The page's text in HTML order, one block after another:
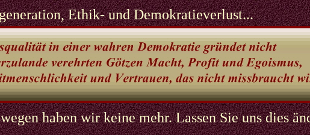
Ethik- und Demokratieverlust...
haben wir keine mehr. Lassen Sie uns dies